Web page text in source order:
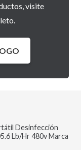
visite
Desinfección
Lb/Hr 480v Marca